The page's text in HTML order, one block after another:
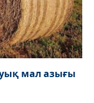
мал азығы